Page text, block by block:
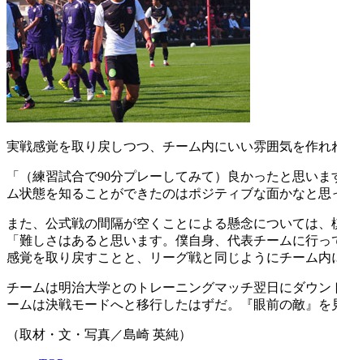
実戦感覚を取り戻しつつ、チーム内にいい雰囲気を作れ
「（練習試合で90分プレーしてみて）良かったと思い
ム状態を知ることができたのはポジティブな面かなと思
また、公式戦の間隔が空くことによる懸念については、
「難しさはあると思います。僕自身、代表チームに行
感覚を取り戻すことと、リーグ戦と同じようにチーム
チームは明治大学とのトレーニングマッチ翌日にダウ
ームは決戦モードへと移行したはずだ。『眼前の敵』を
（取材・文・写真／島崎 英純）